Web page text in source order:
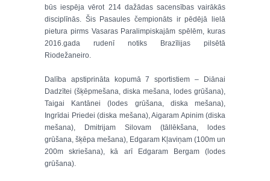
būs iespēja vērot 214 dažādas sacensības vairākās
disciplīnās. Šis Pasaules čempionāts ir pēdējā lielā
pietura pirms Vasaras Paralimpiskajām spēlēm, kuras
2016.gada rudenī notiks Brazīlijas pilsētā
Riodežaneiro.
Dalība apstiprināta kopumā 7 sportistiem – Diānai
Dadzītei (šķēpmešana, diska mešana, lodes grūšana),
Taigai Kantānei (lodes grūšana, diska mešana),
Ingrīdai Priedei (diska mešana), Aigaram Apinim (diska
mešana), Dmitrijam Silovam (tāllēkšana, lodes
grūšana, šķēpa mešana), Edgaram Kļaviņam (100m un
200m skriešana), kā arī Edgaram Bergam (lodes
grūšana).